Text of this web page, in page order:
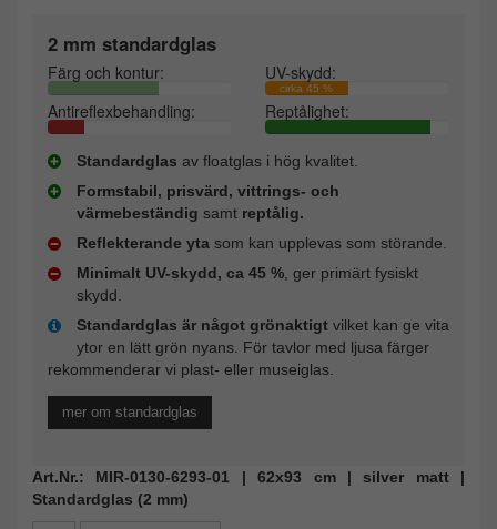
2 mm standardglas
Färg och kontur: UV-skydd:
cirka 45 %
Antireflexbehandling: Reptålighet:
Standardglas av floatglas i hög kvalitet.
Formstabil, prisvärd, vittrings- och
värmebeständig samt reptålig.
Reflekterande yta som kan upplevas som störande.
Minimalt UV-skydd, ca 45 %, ger primärt fysiskt
skydd.
Standardglas är något grönaktigt vilket kan ge vita
ytor en lätt grön nyans. För tavlor med ljusa färger
rekommenderar vi plast- eller museiglas.
mer om standardglas
Art.Nr.: MIR-0130-6293-01 | 62x93 cm | silver matt |
Standardglas (2 mm)